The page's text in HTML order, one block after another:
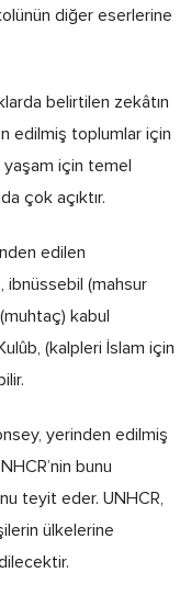
diğer eserlerine
belirtilen zekâtın
edilmiş toplumlar için
yaşam için temel
çok açıktır.
edilen
ibnüssebil (mahsur
kabul
(kalpleri İslam için
yerinden edilmiş
bunu
teyit eder. UNHCR,
ülkelerine